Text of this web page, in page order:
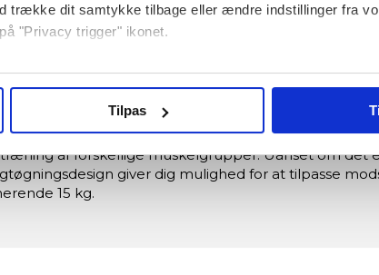
trække dit samtykke tilbage eller ændre indstillinger fra
"Privacy trigger" ikonet.
scanning af dens unikke karakteristika (fingerprinting)
for at give dig den bedst mulige oplevelse med
Tilpas
Specifikationer
- 15 kg
af forskellige muskelgrupper. Uanset om det
giver dig mulighed for at tilpasse
15 kg.